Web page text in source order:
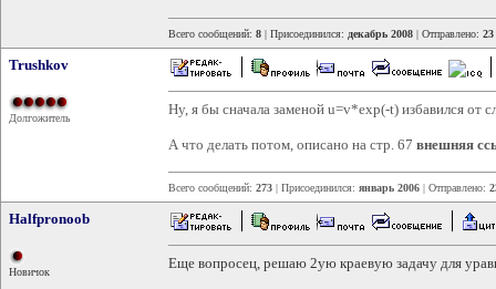
Всего сообщений: 8 | Присоединился: декабрь 2008 | Отправлено: 23
Trushkov
Долгожитель
Ну, я бы сначала заменой u=v*exp(-t) избавился от
А что делать потом, описано на стр. 67 внешняя
Всего сообщений: 273 | Присоединился: январь 2006 | Отправлено:
Halfpronoob
Новичок
Еще вопросец, решаю 2ую краевую задачу для